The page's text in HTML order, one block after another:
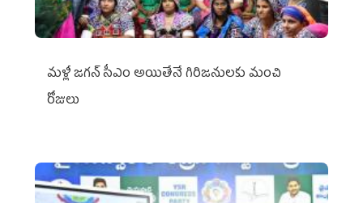
మళ్లీ జగన్ సీఎం అయితేనే గిరిజనులకు మంచి
రోజులు